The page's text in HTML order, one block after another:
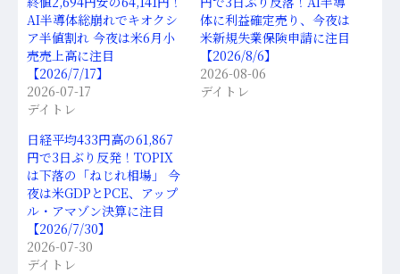
AI半導体総崩れでキオクシ
ア半値割れ 今夜は米6月小
売売上高に注目
【2026/7/17】
2026-07-17
デイトレ
体に利益確定売り、今夜は
米新規失業保険申請に注目
【2026/8/6】
2026-08-06
デイトレ
日経平均433円高の61,867
円で3日ぶり反発！TOPIX
は下落の「ねじれ相場」 今
夜は米GDPとPCE、アップ
ル・アマゾン決算に注目
【2026/7/30】
2026-07-30
デイトレ